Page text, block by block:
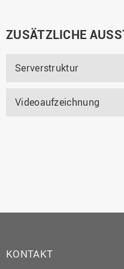
ZUSÄTZLICHE
Serverstruktur
Videoaufzeichnung
KONTAKT